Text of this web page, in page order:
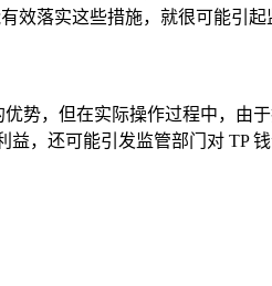
效落实这些措施，就很可能引
势，但在实际操作过程中，
，还可能引发监管部门对 TP